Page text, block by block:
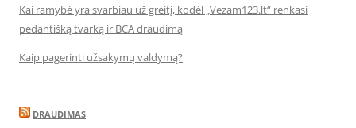
Kai ramybė yra svarbiau už greitį, kodėl „Vezam123.lt“ renkasi
pedantišką tvarką ir BCA draudimą
Kaip pagerinti užsakymų valdymą?
DRAUDIMAS